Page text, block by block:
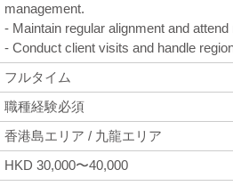
management.
- Maintain regular alignment and
- Conduct client visits and handle
フルタイム
職種経験必須
香港島エリア / 九龍エリア
HKD 30,000〜40,000